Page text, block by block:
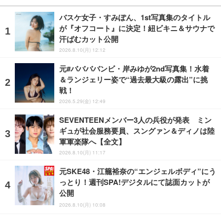
バスケ女子・すみぽん、1st写真集のタイトル
が『オフコート』に決定！紐ビキニ＆サウナで
汗ばむカット公開
2026.8.10(月) 12:12
元#ババババンビ・岸みゆが2nd写真集！水着
＆ランジェリー姿で“過去最大級の露出”に挑
戦！
2026.5.29(金) 12:49
SEVENTEENメンバー3人の兵役が発表 ミン
ギュが社会服務要員、スングァン＆ディノは陸
軍軍楽隊へ【全文】
2026.8.10(月) 11:17
元SKE48・江籠裕奈の“エンジェルボディ”にう
っとり！週刊SPA!デジタルにて誌面カットが
公開
2026.8.10(月) 10:08